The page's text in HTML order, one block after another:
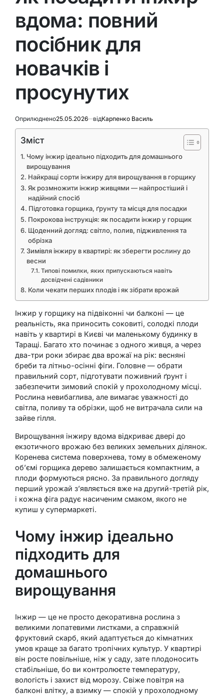
вдома: повний
посібник для
новачків і
просунутих
Оприлюднено25.05.2026 відКарпенко Василь
Зміст
Чому інжир ідеально підходить для домашнього
вирощування
Найкращі сорти інжиру для вирощування в горщику
Як розмножити інжир живцями — найпростіший і
надійний спосіб
Підготовка горщика, ґрунту та місця для посадки
Покрокова інструкція: як посадити інжир у горщик
Щоденний догляд: світло, полив, підживлення та
обрізка
Зимівля інжиру в квартирі: як зберегти рослину до
весни
Типові помилки, яких припускаються навіть
досвідчені садівники
Коли чекати перших плодів і як зібрати врожай
Інжир у горщику на підвіконні чи балконі — це
реальність, яка приносить соковиті, солодкі плоди
навіть у квартирі в Києві чи маленькому будинку в
Таращі. Багато хто починає з одного живця, а через
два-три роки збирає два врожаї на рік: весняні
бреби та літньо-осінні фіги. Головне — обрати
правильний сорт, підготувати поживний ґрунт і
забезпечити зимовий спокій у прохолодному місці.
Рослина невибаглива, але вимагає уважності до
світла, поливу та обрізки, щоб не витрачала сили на
зайве гілля.
Вирощування інжиру вдома відкриває двері до
екзотичного врожаю без великих земельних ділянок.
Коренева система поверхнева, тому в обмеженому
об’ємі горщика дерево залишається компактним, а
плоди формуються рясно. За правильного догляду
перший урожай з’являється вже на другий-третій рік,
і кожна фіга радує насиченим смаком, якого не
купиш у супермаркеті.
Чому інжир ідеально
підходить для
домашнього
вирощування
Інжир — це не просто декоративна рослина з
великими лопатевими листками, а справжній
фруктовий скарб, який адаптується до кімнатних
умов краще за багато тропічних культур. У квартирі
він росте повільніше, ніж у саду, зате плодоносить
стабільніше, бо ви контролюєте температуру,
вологість і захист від морозу. Свіже повітря на
балконі влітку, а взимку — спокій у прохолодному